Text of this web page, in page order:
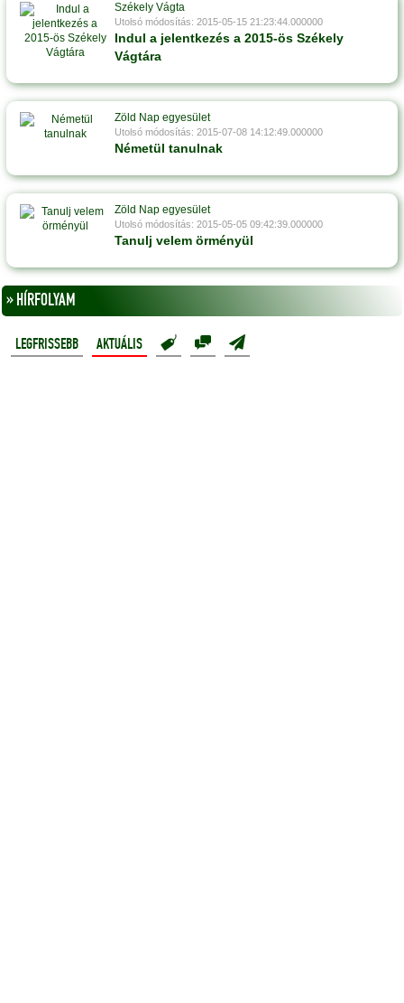
Székely Vágta
Utolsó módosítás: 2015-05-15 21:23:44.000000
Indul a jelentkezés a 2015-ös Székely
Vágtára
Zöld Nap egyesület
Utolsó módosítás: 2015-07-08 14:12:49.000000
Németül tanulnak
Zöld Nap egyesület
Utolsó módosítás: 2015-05-05 09:42:39.000000
Tanulj velem örményül
» HÍRFOLYAM
LEGFRISSEBB AKTUÁLIS